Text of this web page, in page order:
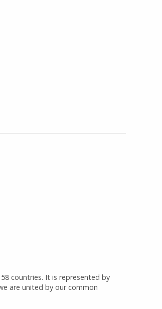
countries. It is represented by
are united by our common